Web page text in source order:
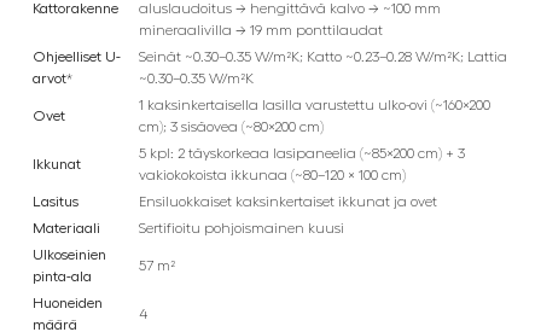
Kattorakenne
aluslaudoitus → hengittävä kalvo → ~100 mm
mineraalivilla → 19 mm ponttilaudat
Ohjeelliset U-
arvot*
Seinät ~0.30–0.35 W/m²K; Katto ~0.23–0.28 W/m²K; Lattia
~0.30–0.35 W/m²K
Ovet
1 kaksinkertaisella lasilla varustettu ulko-ovi (~160×200
cm); 3 sisäovea (~80×200 cm)
Ikkunat
5 kpl: 2 täyskorkeaa lasipaneelia (~85×200 cm) + 3
vakiokokoista ikkunaa (~80–120 × 100 cm)
Lasitus
Ensiluokkaiset kaksinkertaiset ikkunat ja ovet
Materiaali
Sertifioitu pohjoismainen kuusi
Ulkoseinien
pinta-ala
57 m²
Huoneiden
määrä
4